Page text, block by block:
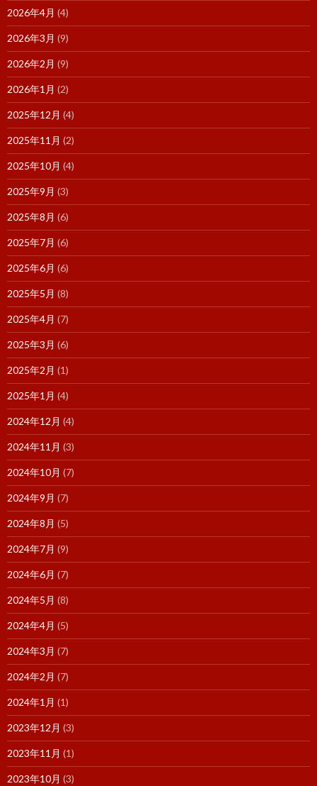
2026年4月 (4)
2026年3月 (9)
2026年2月 (9)
2026年1月 (2)
2025年12月 (4)
2025年11月 (2)
2025年10月 (4)
2025年9月 (3)
2025年8月 (6)
2025年7月 (6)
2025年6月 (6)
2025年5月 (8)
2025年4月 (7)
2025年3月 (6)
2025年2月 (1)
2025年1月 (4)
2024年12月 (4)
2024年11月 (3)
2024年10月 (7)
2024年9月 (7)
2024年8月 (5)
2024年7月 (9)
2024年6月 (7)
2024年5月 (8)
2024年4月 (5)
2024年3月 (7)
2024年2月 (7)
2024年1月 (1)
2023年12月 (3)
2023年11月 (1)
2023年10月 (3)